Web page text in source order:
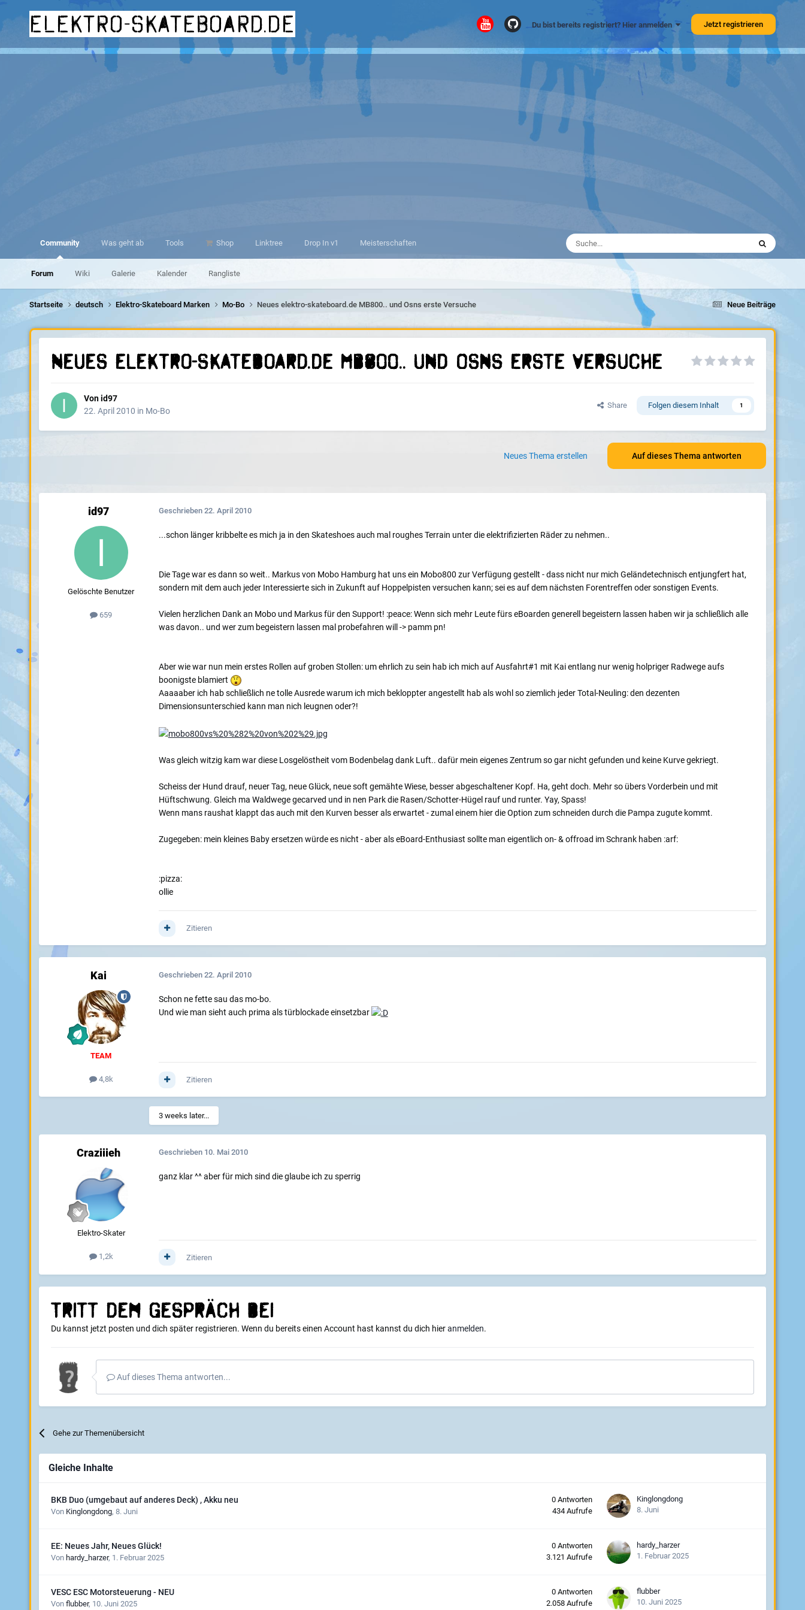
elektro-skateboard.de Du bist bereits registriert? Hier anmelden Jetzt registrieren
Community
Forum Wiki Galerie Kalender Rangliste
Was geht ab Tools Shop Linktree Drop In v1 Meisterschaften
Neue Beiträge
Startseite deutsch Elektro-Skateboard Marken Mo-Bo Neues elektro-skateboard.de MB800.. und Osns erste Versuche
Neues elektro-skateboard.de MB800.. und Osns erste Versuche
Vonid97
22. April 2010 in Mo-Bo
Share Folgen diesem Inhalt 1
Auf dieses Thema antworten
Neues Thema erstellen
id97
Gelöschte Benutzer
659
Geschrieben 22. April 2010
...schon länger kribbelte es mich ja in den Skateshoes auch mal roughes Terrain unter die elektrifizierten Räder zu nehmen..
Die Tage war es dann so weit.. Markus von Mobo Hamburg hat uns ein Mobo800 zur Verfügung gestellt - dass nicht nur mich Geländetechnisch entjungfert hat,
sondern mit dem auch jeder Interessierte sich in Zukunft auf Hoppelpisten versuchen kann; sei es auf dem nächsten Forentreffen oder sonstigen Events.
Vielen herzlichen Dank an Mobo und Markus für den Support! :peace: Wenn sich mehr Leute fürs eBoarden generell begeistern lassen haben wir ja schließlich alle
was davon.. und wer zum begeistern lassen mal probefahren will -> pamm pn!
Aber wie war nun mein erstes Rollen auf groben Stollen: um ehrlich zu sein hab ich mich auf Ausfahrt#1 mit Kai entlang nur wenig holpriger Radwege aufs
boonigste blamiert
Aaaaaber ich hab schließlich ne tolle Ausrede warum ich mich bekloppter angestellt hab als wohl so ziemlich jeder Total-Neuling: den dezenten
Dimensionsunterschied kann man nich leugnen oder?!
Was gleich witzig kam war diese Losgelöstheit vom Bodenbelag dank Luft.. dafür mein eigenes Zentrum so gar nicht gefunden und keine Kurve gekriegt.
Scheiss der Hund drauf, neuer Tag, neue Glück, neue soft gemähte Wiese, besser abgeschaltener Kopf. Ha, geht doch. Mehr so übers Vorderbein und mit
Hüftschwung. Gleich ma Waldwege gecarved und in nen Park die Rasen/Schotter-Hügel rauf und runter. Yay, Spass!
Wenn mans raushat klappt das auch mit den Kurven besser als erwartet - zumal einem hier die Option zum schneiden durch die Pampa zugute kommt.
Zugegeben: mein kleines Baby ersetzen würde es nicht - aber als eBoard-Enthusiast sollte man eigentlich on- & offroad im Schrank haben :arf:
:pizza:
ollie
Zitieren
Kai
TEAM
4,8k
Geschrieben 22. April 2010
Schon ne fette sau das mo-bo.
Und wie man sieht auch prima als türblockade einsetzbar
Zitieren
3 weeks later...
Craziiieh
Elektro-Skater
1,2k
Geschrieben 10. Mai 2010
ganz klar ^^ aber für mich sind die glaube ich zu sperrig
Zitieren
Tritt dem Gespräch bei
Du kannst jetzt posten und dich später registrieren. Wenn du bereits einen Account hast kannst du dich hieranmelden.
Auf dieses Thema antworten...
Gehe zur Themenübersicht
Gleiche Inhalte
BKB Duo (umgebaut auf anderes Deck) , Akku neu
Von Kinglongdong, 8. Juni
0 Antworten
434 Aufrufe
Kinglongdong
8. Juni
EE: Neues Jahr, Neues Glück!
Von hardy_harzer, 1. Februar 2025
0 Antworten
3.121 Aufrufe
hardy_harzer
1. Februar 2025
VESC ESC Motorsteuerung - NEU
Von flubber, 10. Juni 2025
0 Antworten
2.058 Aufrufe
flubber
10. Juni 2025